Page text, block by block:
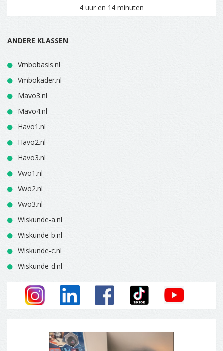
4 uur en 14 minuten
ANDERE KLASSEN
Vmbobasis.nl
Vmbokader.nl
Mavo3.nl
Mavo4.nl
Havo1.nl
Havo2.nl
Havo3.nl
Vwo1.nl
Vwo2.nl
Vwo3.nl
Wiskunde-a.nl
Wiskunde-b.nl
Wiskunde-c.nl
Wiskunde-d.nl